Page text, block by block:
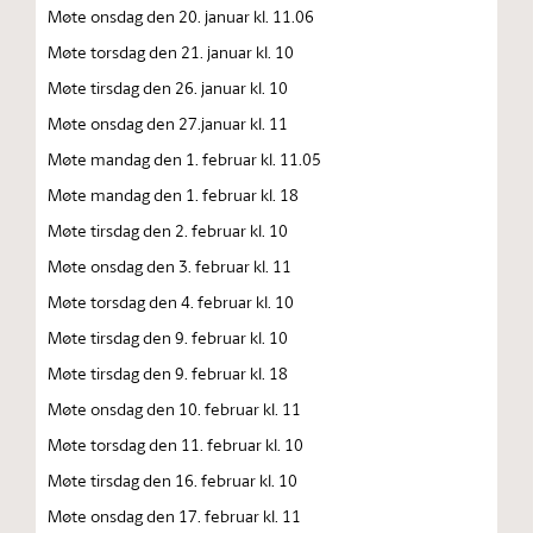
Møte onsdag den 20. januar kl. 11.06
Møte torsdag den 21. januar kl. 10
Møte tirsdag den 26. januar kl. 10
Møte onsdag den 27.januar kl. 11
Møte mandag den 1. februar kl. 11.05
Møte mandag den 1. februar kl. 18
Møte tirsdag den 2. februar kl. 10
Møte onsdag den 3. februar kl. 11
Møte torsdag den 4. februar kl. 10
Møte tirsdag den 9. februar kl. 10
Møte tirsdag den 9. februar kl. 18
Møte onsdag den 10. februar kl. 11
Møte torsdag den 11. februar kl. 10
Møte tirsdag den 16. februar kl. 10
Møte onsdag den 17. februar kl. 11